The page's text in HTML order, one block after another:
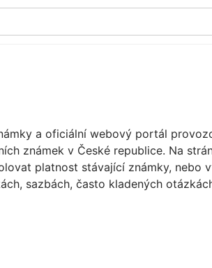
a oficiální webový portál
známek v České republice. Na
platnost stávající známky, nebo
sazbách, často kladených